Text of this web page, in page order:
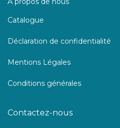
Catalogue
Déclaration de confidentialité
Mentions Légales
Conditions générales
Contactez-nous